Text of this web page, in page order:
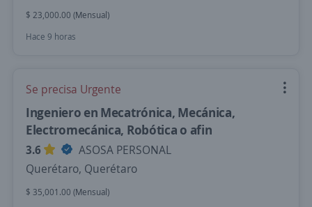
$ 23,000.00 (Mensual)
Hace 9 horas
Se precisa Urgente
Ingeniero en Mecatrónica, Mecánica,
Electromecánica, Robótica o afin
3.6
ASOSA PERSONAL
Querétaro, Querétaro
$ 35,001.00 (Mensual)